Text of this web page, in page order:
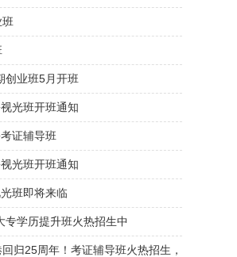
创业班5月开班
光班开班通知
证辅导班
光班开班通知
班即将来临
专学历提升班火热招生中
归25周年！考证辅导班火热招生，